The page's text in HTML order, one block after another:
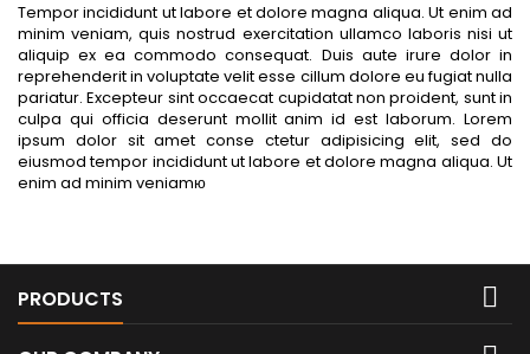
Tempor incididunt ut labore et dolore magna aliqua. Ut enim ad
minim veniam, quis nostrud exercitation ullamco laboris nisi ut
aliquip ex ea commodo consequat. Duis aute irure dolor in
reprehenderit in voluptate velit esse cillum dolore eu fugiat nulla
pariatur. Excepteur sint occaecat cupidatat non proident, sunt in
culpa qui officia deserunt mollit anim id est laborum. Lorem
ipsum dolor sit amet conse ctetur adipisicing elit, sed do
eiusmod tempor incididunt ut labore et dolore magna aliqua. Ut
enim ad minim veniamю
PRODUCTS 